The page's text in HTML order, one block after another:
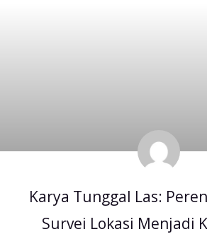
Karya Tunggal Las:
Survei Lokasi Menjadi